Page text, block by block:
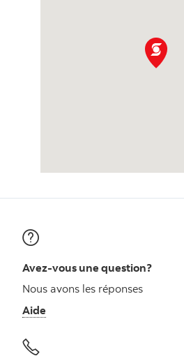
Avez-vous une question?
Nous avons les réponses
Aide